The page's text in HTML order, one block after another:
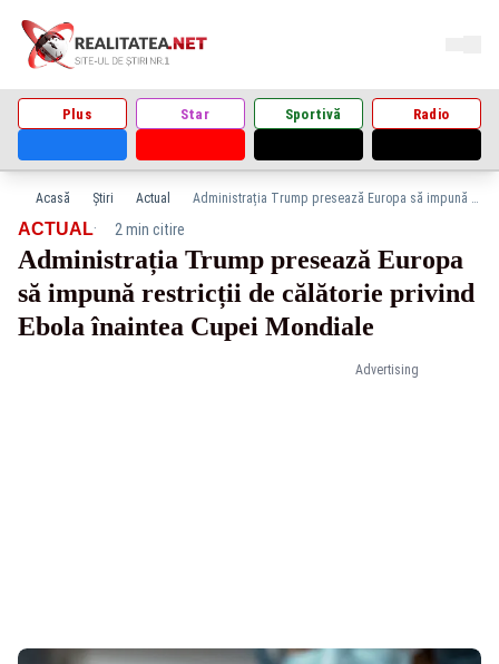
Plus Star Sportivă Radio
Acasă Știri Actual Administrația Trump presează Europa să impună restricții de călătorie privind Ebola înaintea Cupei Mondiale
Advertising
ACTUAL· 2 min citire
Administrația Trump presează Europa
să impună restricții de călătorie privind
Ebola înaintea Cupei Mondiale